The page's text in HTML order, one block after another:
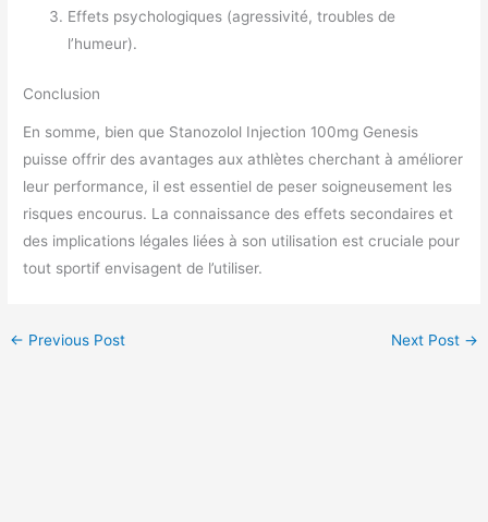
Effets psychologiques (agressivité, troubles de
l’humeur).
Conclusion
En somme, bien que Stanozolol Injection 100mg Genesis
puisse offrir des avantages aux athlètes cherchant à améliorer
leur performance, il est essentiel de peser soigneusement les
risques encourus. La connaissance des effets secondaires et
des implications légales liées à son utilisation est cruciale pour
tout sportif envisagent de l’utiliser.
← Previous Post Next Post →